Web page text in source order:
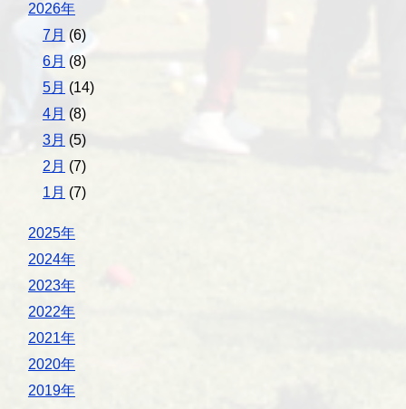
2026年
7月 (6)
6月 (8)
5月 (14)
4月 (8)
3月 (5)
2月 (7)
1月 (7)
2025年
2024年
2023年
2022年
2021年
2020年
2019年